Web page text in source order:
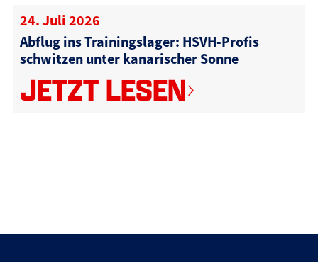
24. Juli 2026
Abflug ins Trainingslager: HSVH-Profis
schwitzen unter kanarischer Sonne
JETZT LESEN